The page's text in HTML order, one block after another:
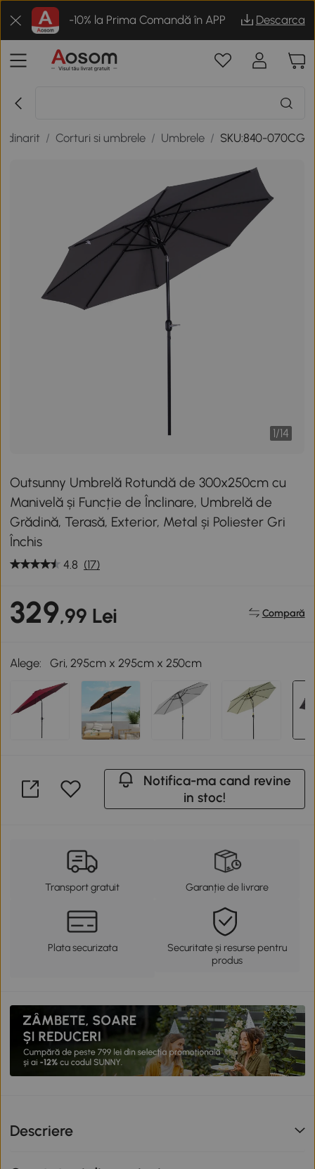
-10% la Prima Comandă în APP Descarca
/ Corturi si umbrele / Umbrele / SKU:840-070CG
1/14
Outsunny Umbrelă Rotundă de 300x250cm cu
Manivelă și Funcție de Înclinare, Umbrelă de
Grădină, Terasă, Exterior, Metal și Poliester Gri
Închis
4.8 (17)
329,99 Lei Compară
Alege: Gri, 295cm x 295cm x 250cm
Notifica-ma cand revine
in stoc!
Transport gratuit Garanție de livrare
Plata securizata
Securitate și resurse pentru
produs
Descriere